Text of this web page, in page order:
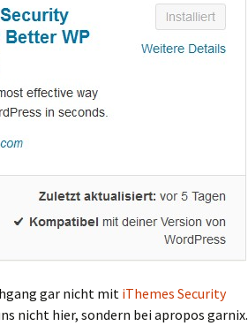
gar nicht mitiThemes Security
nicht hier, sondern bei apropos garnix.